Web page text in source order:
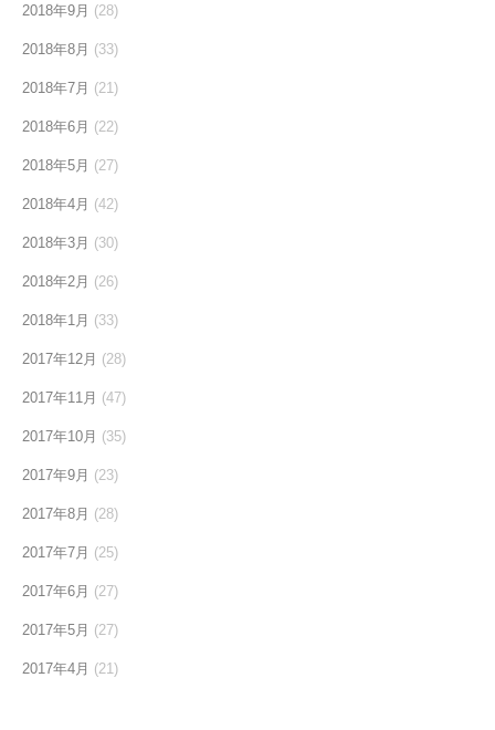
2018年9月 (28)
2018年8月 (33)
2018年7月 (21)
2018年6月 (22)
2018年5月 (27)
2018年4月 (42)
2018年3月 (30)
2018年2月 (26)
2018年1月 (33)
2017年12月 (28)
2017年11月 (47)
2017年10月 (35)
2017年9月 (23)
2017年8月 (28)
2017年7月 (25)
2017年6月 (27)
2017年5月 (27)
2017年4月 (21)